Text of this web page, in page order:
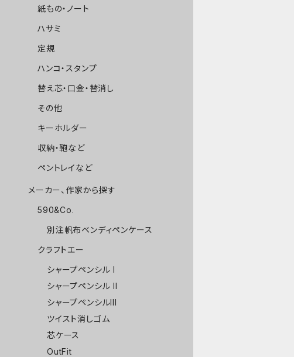
紙もの・ノート
ハサミ
定規
ハンコ・スタンプ
替え芯・口金・替消し
その他
キーホルダー
収納・鞄など
ペントレイなど
メーカー、作家から探す
590&Co.
別注帆布ベンディペンケース
クラフトエー
シャープペンシル I
シャープペンシル II
シャープペンシルIII
ツイスト消しゴム
芯ケース
OutFit